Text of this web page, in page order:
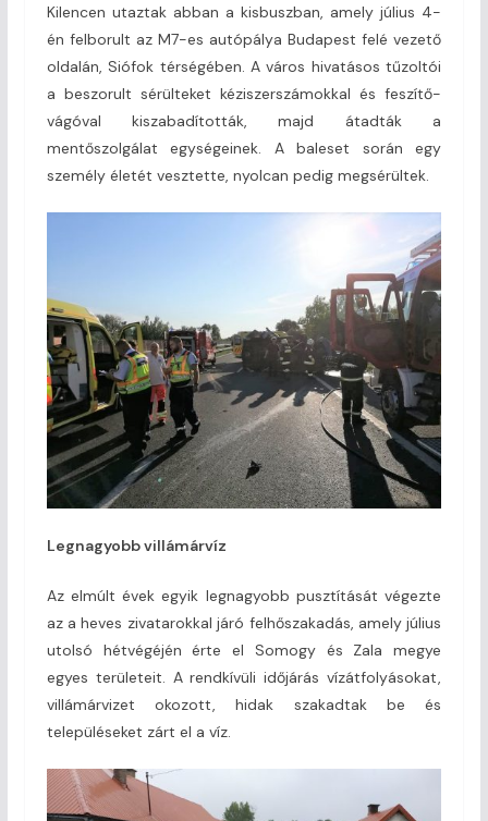
Kilencen utaztak abban a kisbuszban, amely július 4-
én felborult az M7-es autópálya Budapest felé vezető
oldalán, Siófok térségében. A város hivatásos tűzoltói
a beszorult sérülteket kéziszerszámokkal és feszítő-
vágóval kiszabadították, majd átadták a
mentőszolgálat egységeinek. A baleset során egy
személy életét vesztette, nyolcan pedig megsérültek.
Legnagyobb villámárvíz
Az elmúlt évek egyik legnagyobb pusztítását végezte
az a heves zivatarokkal járó felhőszakadás, amely július
utolsó hétvégéjén érte el Somogy és Zala megye
egyes területeit. A rendkívüli időjárás vízátfolyásokat,
villámárvizet okozott, hidak szakadtak be és
településeket zárt el a víz.